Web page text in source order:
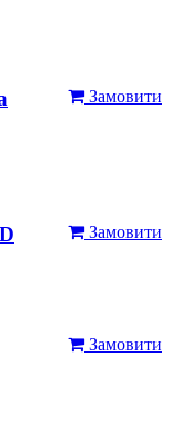
Замовити
Замовити
Замовити